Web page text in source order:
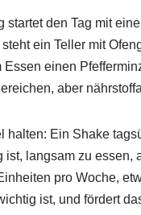
den Tag mit
ein Teller mit
einen
aber
Ein Shake
langsam zu
pro Woche,
ist, und fördert